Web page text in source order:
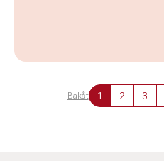
Bakåt 1 2 3